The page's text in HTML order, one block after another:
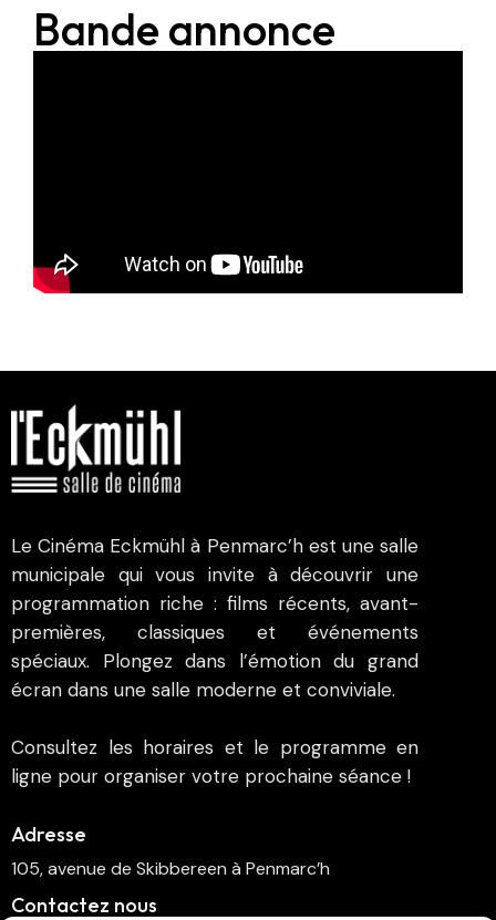
Bande annonce
Le Cinéma Eckmühl à Penmarc’h est une salle
municipale qui vous invite à découvrir une
programmation riche : films récents, avant-
premières, classiques et événements
spéciaux. Plongez dans l’émotion du grand
écran dans une salle moderne et conviviale.
Consultez les horaires et le programme en
ligne pour organiser votre prochaine séance !
Adresse
105, avenue de Skibbereen à Penmarc’h
Contactez nous